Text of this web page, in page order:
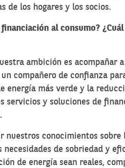
de los hogares y los socios.
al consumo?
ambición es acompañar
compañero de confianza
energía más verde y la
servicios y soluciones de
nuestros conocimientos sobre
de sobriedad y
de energía sean reales,